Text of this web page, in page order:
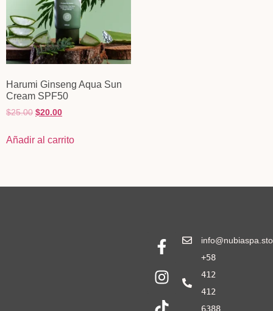
Harumi Ginseng Aqua Sun
Cream SPF50
$25.00 $20.00
Añadir al carrito
+58
412
412
6388